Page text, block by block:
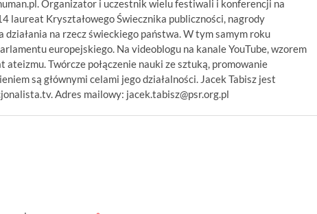
Organizator i uczestnik wielu festiwali i konferencji na
laureat Kryształowego Świecznika publiczności, nagrody
działania na rzecz świeckiego państwa. W tym samym roku
europejskiego. Na videoblogu na kanale YouTube, wzorem
Twórcze połączenie nauki ze sztuką, promowanie
są głównymi celami jego działalności. Jacek Tabisz jest
Adres mailowy: jacek.tabisz@psr.org.pl